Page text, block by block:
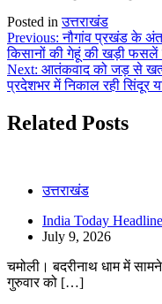
Posted inउत्तराखंड
Post
navigation
Previous: नौगांव प्रखंड के
किसानों की गेहूं की खड़ी फसलें
Next: आतंकवाद को जड़ से खत्म
प्रदेशभर में निकाल रही सिंदूर
Related Posts
उत्तराखंड
India Today
July 9, 2026
चमोली। बदरीनाथ धाम में
गुरुवार को […]